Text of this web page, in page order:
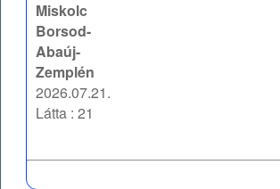
Miskolc
Borsod-
Abaúj-
Zemplén
2026.07.21.
Látta : 21